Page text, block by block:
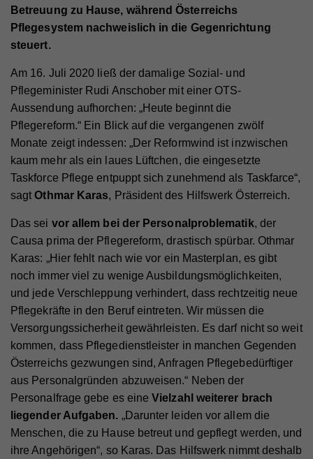
Betreuung zu Hause, während Österreichs
Pflegesystem nachweislich in die Gegenrichtung
steuert.
Am 16. Juli 2020 ließ der damalige Sozial- und
Pflegeminister Rudi Anschober mit einer OTS-
Aussendung aufhorchen: „Heute beginnt die
Pflegereform.“ Ein Blick auf die vergangenen zwölf
Monate zeigt indessen: „Der Reformwind ist inzwischen
kaum mehr als ein laues Lüftchen, die eingesetzte
Taskforce Pflege entpuppt sich zunehmend als Taskfarce“,
sagtOthmar Karas, Präsident des Hilfswerk Österreich.
Das sei vor allem bei der Personalproblematik, der
Causa prima der Pflegereform, drastisch spürbar. Othmar
Karas: „Hier fehlt nach wie vor ein Masterplan, es gibt
noch immer viel zu wenige Ausbildungsmöglichkeiten,
und jede Verschleppung verhindert, dass rechtzeitig neue
Pflegekräfte in den Beruf eintreten. Wir müssen die
Versorgungssicherheit gewährleisten. Es darf nicht so weit
kommen, dass Pflegedienstleister in manchen Gegenden
Österreichs gezwungen sind, Anfragen Pflegebedürftiger
aus Personalgründen abzuweisen.“ Neben der
Personalfrage gebe es eineVielzahl weiterer brach
liegender Aufgaben. „Darunter leiden vor allem die
Menschen, die zu Hause betreut und gepflegt werden, und
ihre Angehörigen“, so Karas. Das Hilfswerk nimmt deshalb